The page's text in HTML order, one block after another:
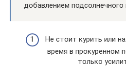
добавлением подсолнечного
Не стоит курить или
время в прокуренном
только